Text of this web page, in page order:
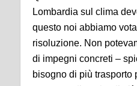
Lombardia sul clima
questo noi abbiamo
risoluzione. Non
di impegni concreti –
bisogno di più trasporto